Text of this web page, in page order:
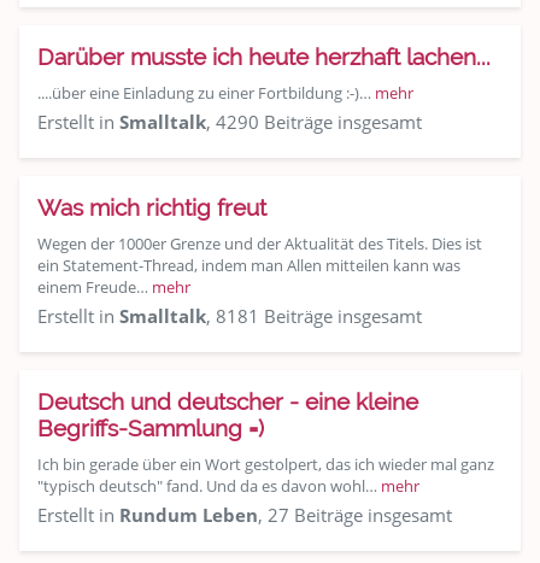
Darüber musste ich heute herzhaft lachen...
....über eine Einladung zu einer Fortbildung :-)… mehr
Erstellt in Smalltalk, 4290 Beiträge insgesamt
Was mich richtig freut
Wegen der 1000er Grenze und der Aktualität des Titels. Dies ist
ein Statement-Thread, indem man Allen mitteilen kann was
einem Freude… mehr
Erstellt in Smalltalk, 8181 Beiträge insgesamt
Deutsch und deutscher - eine kleine
Begriffs-Sammlung =)
Ich bin gerade über ein Wort gestolpert, das ich wieder mal ganz
"typisch deutsch" fand. Und da es davon wohl… mehr
Erstellt in Rundum Leben, 27 Beiträge insgesamt